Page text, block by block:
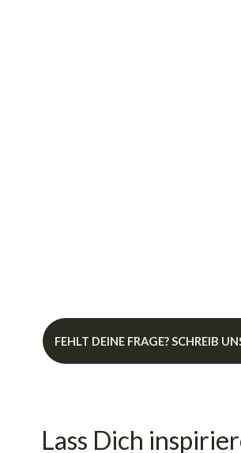
FEHLT DEINE FRAGE? SCHREIB
Lass Dich